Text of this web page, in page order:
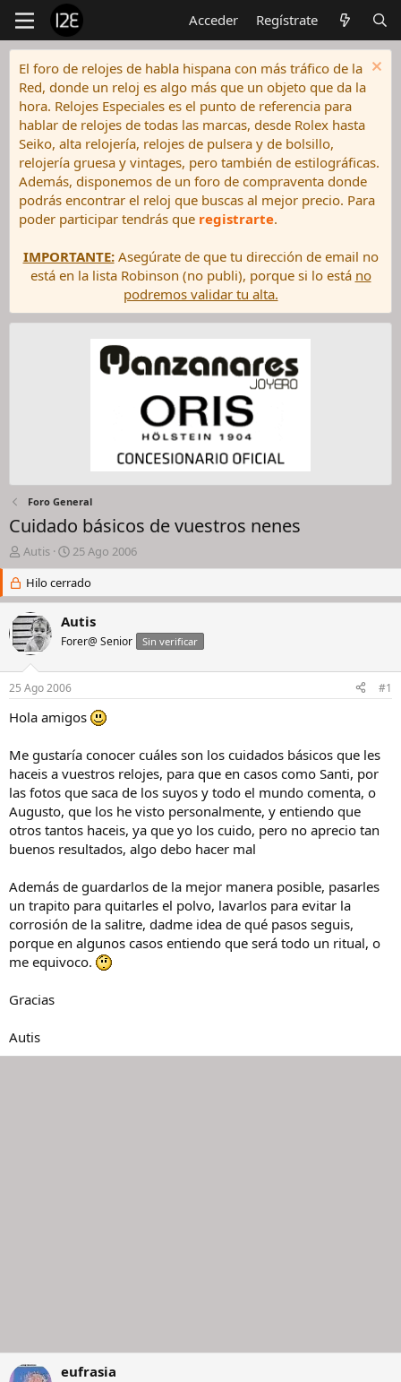
Acceder Regístrate
El foro de relojes de habla hispana con más tráfico de la
Red, donde un reloj es algo más que un objeto que da la
hora. Relojes Especiales es el punto de referencia para
hablar de relojes de todas las marcas, desde Rolex hasta
Seiko, alta relojería, relojes de pulsera y de bolsillo,
relojería gruesa y vintages, pero también de estilográficas.
Además, disponemos de un foro de compraventa donde
podrás encontrar el reloj que buscas al mejor precio. Para
poder participar tendrás que registrarte.
IMPORTANTE:Asegúrate de que tu dirección de email no
está en la lista Robinson (no publi), porque si lo está no
podremos validar tu alta.
Foro General
Cuidado básicos de vuestros nenes
I
n
c
i
a
d
o
d
e
l
i
l
o
Autis
F
e
c
h
d
e
i
c
25 Ago 2006
Hilo cerrado
Autis
Forer@ Senior Sin verificar
25 Ago 2006 #1
Hola amigos
Me gustaría conocer cuáles son los cuidados básicos que les
haceis a vuestros relojes, para que en casos como Santi, por
las fotos que saca de los suyos y todo el mundo comenta, o
Augusto, que los he visto personalmente, y entiendo que
otros tantos haceis, ya que yo los cuido, pero no aprecio tan
buenos resultados, algo debo hacer mal
Además de guardarlos de la mejor manera posible, pasarles
un trapito para quitarles el polvo, lavarlos para evitar la
corrosión de la salitre, dadme idea de qué pasos seguis,
porque en algunos casos entiendo que será todo un ritual, o
me equivoco.
Gracias
Autis
eufrasia